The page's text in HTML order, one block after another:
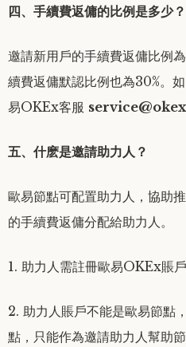
四、手續費返傭的比例是多少？
邀請新用戶的手續費返傭比例
續費返傭默認比例也為30%。
易OKEx客服
五、什麽是邀請助力人？
歐易節點可配置助力人，協助
的手續費返傭分配給助力人。
1. 助力人需註冊歐易OKEx賬戶
2. 助力人賬戶不能是歐易節點
點，只能作為邀請助力人幫助